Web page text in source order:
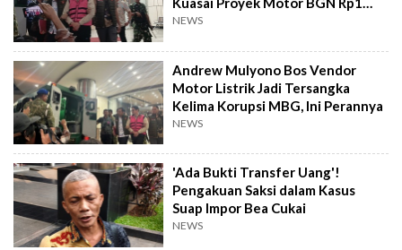
Triliun!
NEWS
Andrew Mulyono Bos Vendor
Motor Listrik Jadi Tersangka
Kelima Korupsi MBG, Ini Perannya
NEWS
'Ada Bukti Transfer Uang'!
Pengakuan Saksi dalam Kasus
Suap Impor Bea Cukai
NEWS